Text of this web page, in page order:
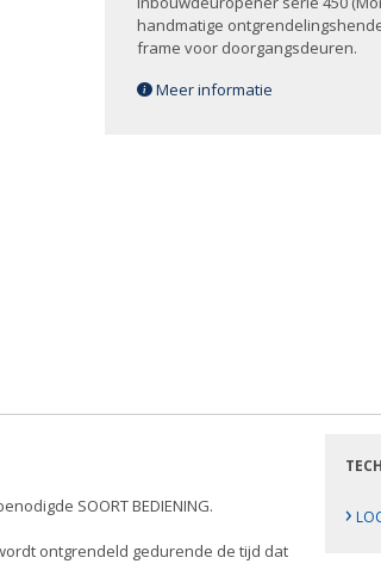
handmatige
frame voor doorgangsdeuren.
Meer informatie
SOORT BEDIENING.
ontgrendeld gedurende de tijd dat
›